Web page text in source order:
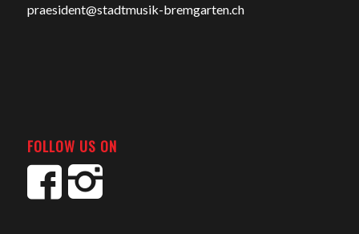
praesident@stadtmusik-bremgarten.ch
FOLLOW US ON